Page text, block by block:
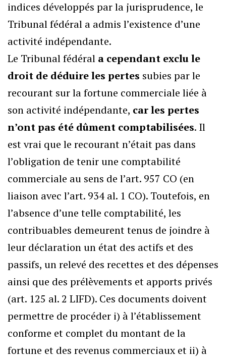
indices développés par la jurisprudence, le
Tribunal fédéral a admis l’existence d’une
activité indépendante.
Le Tribunal fédéral a cependant exclu le
droit de déduire les pertes subies par le
recourant sur la fortune commerciale liée à
son activité indépendante, car les pertes
n’ont pas été dûment comptabilisées. Il
est vrai que le recourant n’était pas dans
l’obligation de tenir une comptabilité
commerciale au sens de l’art. 957 CO (en
liaison avec l’art. 934 al. 1 CO). Toutefois, en
l’absence d’une telle comptabilité, les
contribuables demeurent tenus de joindre à
leur déclaration un état des actifs et des
passifs, un relevé des recettes et des dépenses
ainsi que des prélèvements et apports privés
(art. 125 al. 2 LIFD). Ces documents doivent
permettre de procéder i) à l’établissement
conforme et complet du montant de la
fortune et des revenus commerciaux et ii) à